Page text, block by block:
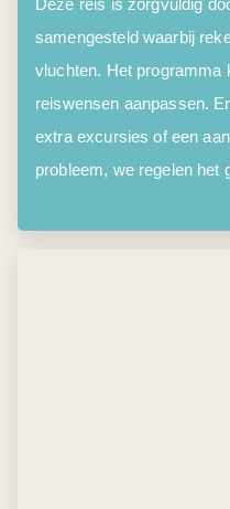
Deze reis is zorgvuldig
samengesteld waarbij
vluchten. Het programma
reiswensen aanpassen.
extra excursies of een
probleem, we regelen het